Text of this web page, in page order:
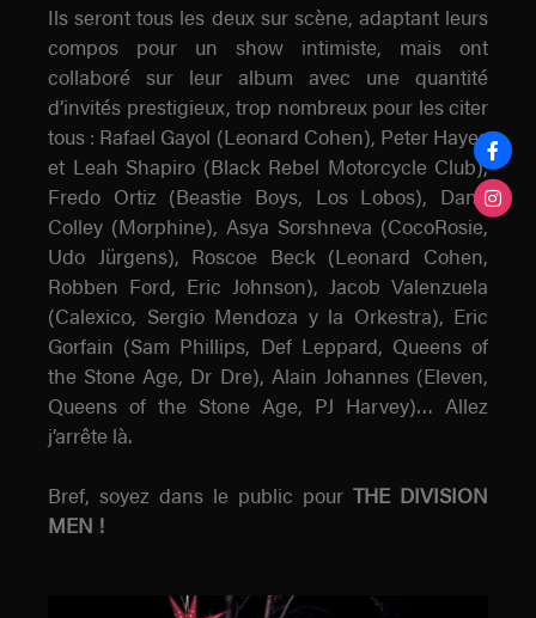
Ils seront tous les deux sur scène, adaptant leurs
compos pour un show intimiste, mais ont
collaboré sur leur album avec une quantité
d’invités prestigieux, trop nombreux pour les citer
tous : Rafael Gayol (Leonard Cohen), Peter Hayes
et Leah Shapiro (Black Rebel Motorcycle Club),
Fredo Ortiz (Beastie Boys, Los Lobos), Dana
Colley (Morphine), Asya Sorshneva (CocoRosie,
Udo Jürgens), Roscoe Beck (Leonard Cohen,
Robben Ford, Eric Johnson), Jacob Valenzuela
(Calexico, Sergio Mendoza y la Orkestra), Eric
Gorfain (Sam Phillips, Def Leppard, Queens of
the Stone Age, Dr Dre), Alain Johannes (Eleven,
Queens of the Stone Age, PJ Harvey)… Allez
j’arrête là.
Bref, soyez dans le public pour THE DIVISION
MEN !